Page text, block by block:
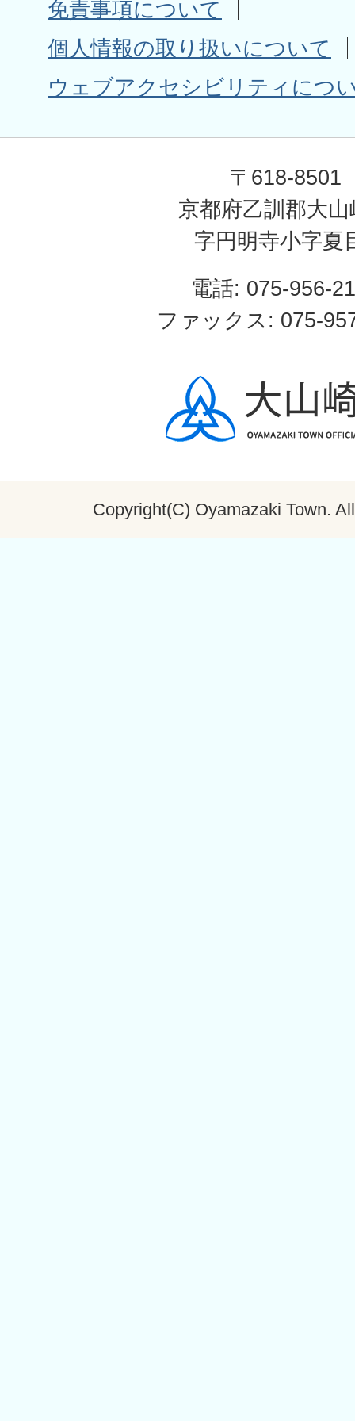
免責事項について
個人情報の取り扱いについて
ウェブアクセシビリティにつ
〒618-8501
京都府乙訓郡大山
字円明寺小字夏
電話: 075-956-
ファックス: 075-
Copyright(C) Oyamazaki Town.